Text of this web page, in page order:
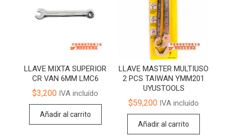
LLAVE MIXTA SUPERIOR
CR VAN 6MM LMC6
$3,200 IVA incluído
Añadir al carrito
LLAVE MASTER MULTIUSO
2 PCS TAIWAN YMM201
UYUSTOOLS
$59,200 IVA incluído
Añadir al carrito